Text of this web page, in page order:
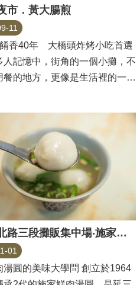
市．黃大腸煎
11
香40年 大橋頭炸烤小吃首選
人記憶中，街角的一個小攤，不
餐的地方，更像是生活裡的一份
延平北路三段攤販集中場‧施家鮮肉湯圓
01
湯圓的美味大學問 創立於1964